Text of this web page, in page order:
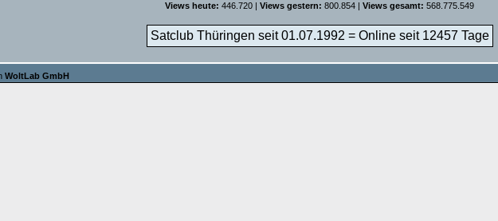
Views heute: 446.720 | Views gestern: 800.854 | Views gesamt: 568.775.549
Satclub Thüringen seit 01.07.1992 = Online seit 12457 Tage
WoltLab GmbH